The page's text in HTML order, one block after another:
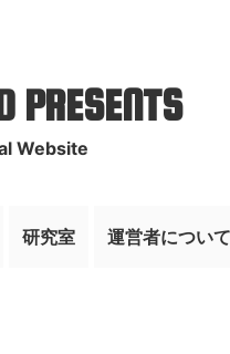
PRESENTS
Website
研究室 運営者について